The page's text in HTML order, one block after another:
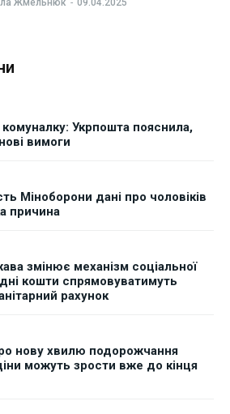
Жмельнюк - 09.04.2025
комуналку: Укрпошта пояснила,
вимоги
Міноборони дані про чоловіків
причина
змінює механізм соціальної
кошти спрямовуватимуть
рахунок
нову хвилю подорожчання
можуть зрости вже до кінця